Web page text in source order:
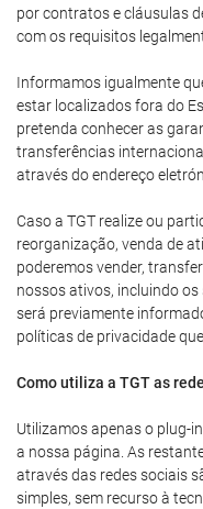
por contratos e cláusulas
com os requisitos
Informamos igualmente
estar localizados fora do
pretenda conhecer as
transferências
através do endereço
Caso a TGT realize ou
reorganização, venda de
poderemos vender,
nossos ativos, incluindo
será previamente
políticas de privacidade
Como utiliza a TGT as
Utilizamos apenas o plug-
a nossa página. As
através das redes sociais
simples, sem recurso à